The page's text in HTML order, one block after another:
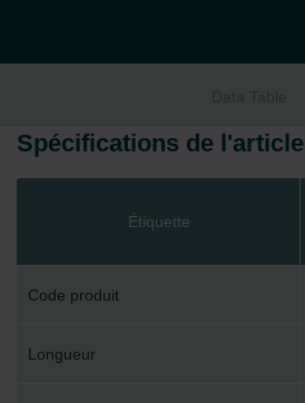
Data Table
Spécifications de l'article
Étiquette
Code produit
Longueur